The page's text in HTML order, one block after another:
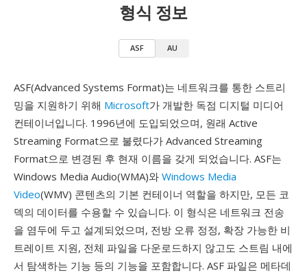
형식 정보
ASF AU
ASF(Advanced Systems Format)는 네트워크를 통한 스트리
밍을 지원하기 위해 Microsoft가 개발한 독점 디지털 미디어
컨테이너입니다. 1996년에 도입되었으며, 원래 Active
Streaming Format으로 불렸다가 Advanced Streaming
Format으로 변경된 후 현재 이름을 갖게 되었습니다. ASF는
Windows Media Audio(WMA)와 Windows Media
Video(WMV) 콘텐츠의 기본 컨테이너 역할을 하지만, 모든 코
덱의 데이터를 수용할 수 있습니다. 이 형식은 네트워크 전송
을 염두에 두고 설계되었으며, 전방 오류 정정, 확장 가능한 비
트레이트 지원, 전체 파일을 다운로드하지 않고도 스트림 내에
서 탐색하는 기능 등의 기능을 포함합니다. ASF 파일은 메타데